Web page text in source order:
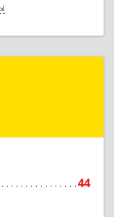
44
г, Ю.Гагарина